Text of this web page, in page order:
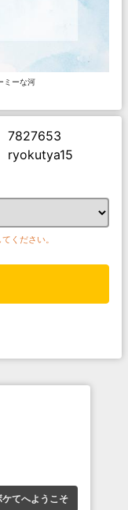
ミーな河
7827653
ryokutya15
ください。
ケてへようこそ